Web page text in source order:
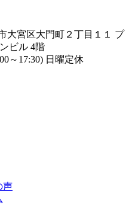
大宮区大門町２丁目１１ プ
ビル 4階
～17:30) 日曜定休
声